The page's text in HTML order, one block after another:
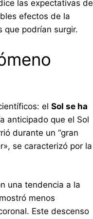
las expectativas de
efectos de la
que podrían surgir.
el Sol se ha
anticipado que el Sol
durante un “gran
se caracterizó por la
una tendencia a la
menos
Este descenso